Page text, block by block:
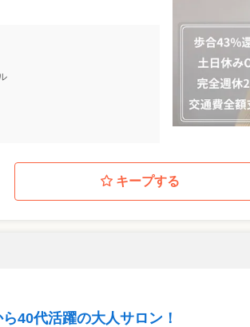
キープする
40代活躍の大人サロン！